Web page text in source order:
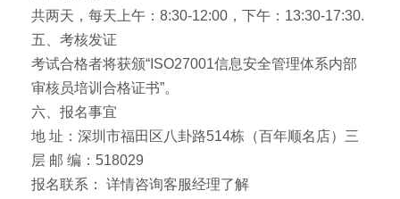
共两天，每天上午：8:30-12:00，下午：13:30-17:30.
五、考核发证
考试合格者将获颁“ISO27001信息安全管理体系内部
审核员培训合格证书”。
六、报名事宜
地 址：深圳市福田区八卦路514栋（百年顺名店）三
层 邮 编：518029
报名联系： 详情咨询客服经理了解